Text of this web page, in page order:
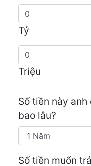
Tỷ
Triệu
Số tiền này
bao lâu?
Số tiền muốn